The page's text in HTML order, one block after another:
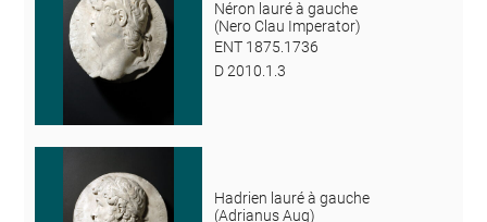
Néron lauré à gauche
(Nero Clau Imperator)
ENT 1875.1736
D 2010.1.3
Hadrien lauré à gauche
(Adrianus Aug)